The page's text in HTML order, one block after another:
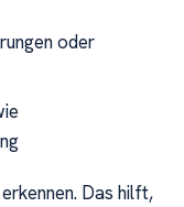
oder
Das hilft,